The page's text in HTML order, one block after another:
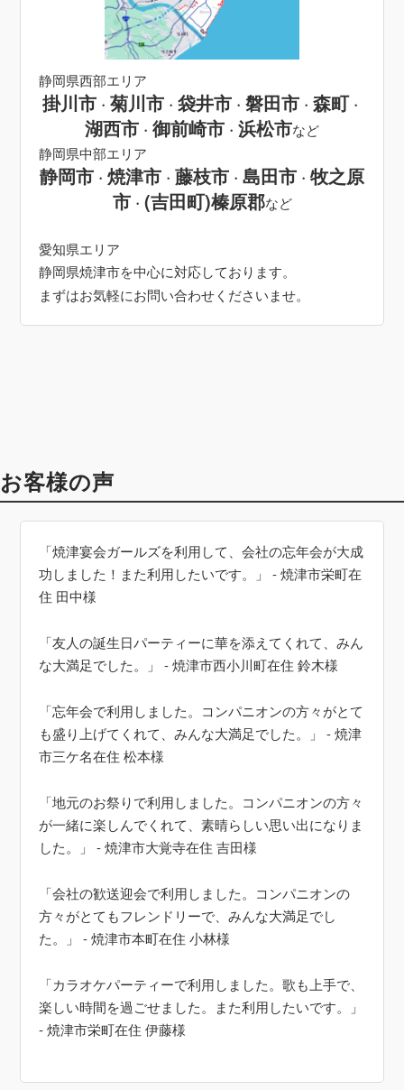
静岡県西部エリア
掛川市・ 菊川市・ 袋井市・ 磐田市・ 森町 ・
湖西市 ・ 御前崎市 ・ 浜松市など
静岡県中部エリア
静岡市 ・ 焼津市 ・ 藤枝市 ・ 島田市 ・ 牧之原
市・ (吉田町)榛原郡など
愛知県エリア
静岡県焼津市を中心に対応しております。
まずはお気軽にお問い合わせくださいませ。
お客様の声
「焼津宴会ガールズを利用して、会社の忘年会が大成
功しました！また利用したいです。」 - 焼津市栄町在
住 田中様
「友人の誕生日パーティーに華を添えてくれて、みん
な大満足でした。」 - 焼津市西小川町在住 鈴木様
「忘年会で利用しました。コンパニオンの方々がとて
も盛り上げてくれて、みんな大満足でした。」 - 焼津
市三ケ名在住 松本様
「地元のお祭りで利用しました。コンパニオンの方々
が一緒に楽しんでくれて、素晴らしい思い出になりま
した。」 - 焼津市大覚寺在住 吉田様
「会社の歓送迎会で利用しました。コンパニオンの
方々がとてもフレンドリーで、みんな大満足でし
た。」 - 焼津市本町在住 小林様
「カラオケパーティーで利用しました。歌も上手で、
楽しい時間を過ごせました。また利用したいです。」
- 焼津市栄町在住 伊藤様